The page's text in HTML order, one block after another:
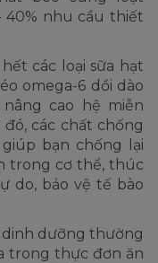
40% nhu cầu thiết
hết các loại sữa hạt
omega-6 dồi dào
cao hệ miễn
các chất chống
bạn chống lại
trong cơ thể, thúc
do, bảo vệ tế bào
dinh dưỡng thường
trong thực đơn ăn